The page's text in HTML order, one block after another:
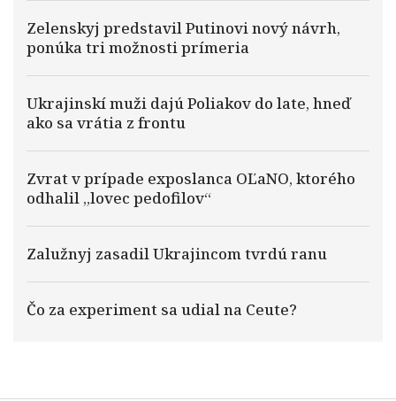
Zelenskyj predstavil Putinovi nový návrh,
ponúka tri možnosti prímeria
Ukrajinskí muži dajú Poliakov do late, hneď
ako sa vrátia z frontu
Zvrat v prípade exposlanca OĽaNO, ktorého
odhalil „lovec pedofilov“
Zalužnyj zasadil Ukrajincom tvrdú ranu
Čo za experiment sa udial na Ceute?